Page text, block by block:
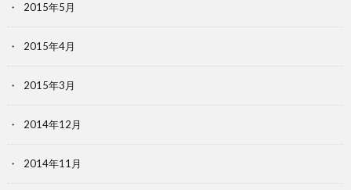
2015年5月
2015年4月
2015年3月
2014年12月
2014年11月